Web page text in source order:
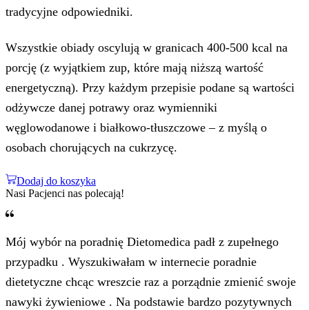
tradycyjne odpowiedniki.
Wszystkie obiady oscylują w granicach 400-500 kcal na
porcję (z wyjątkiem zup, które mają niższą wartość
energetyczną). Przy każdym przepisie podane są wartości
odżywcze danej potrawy oraz wymienniki
węglowodanowe i białkowo-tłuszczowe – z myślą o
osobach chorujących na cukrzycę.
Dodaj do koszyka
Nasi Pacjenci nas polecają!
Mój wybór na poradnię Dietomedica padł z zupełnego
przypadku . Wyszukiwałam w internecie poradnie
dietetyczne chcąc wreszcie raz a porządnie zmienić swoje
nawyki żywieniowe . Na podstawie bardzo pozytywnych